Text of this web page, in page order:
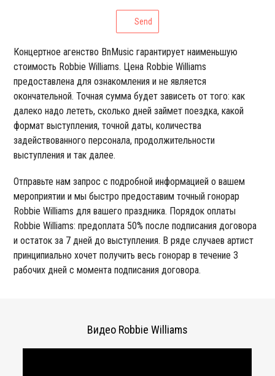
Send
Концертное агенство BnMusic гарантирует наименьшую
стоимость Robbie Williams. Цена Robbie Williams
предоставлена для ознакомления и не является
окончательной. Точная сумма будет зависеть от того: как
далеко надо лететь, сколько дней займет поездка, какой
формат выступления, точной даты, количества
задействованного персонала, продолжительности
выступления и так далее.
Отправьте нам запрос с подробной информацией о вашем
мероприятии и мы быстро предоставим точный гонорар
Robbie Williams для вашего праздника. Порядок оплаты
Robbie Williams: предоплата 50% после подписания договора
и остаток за 7 дней до выступления. В ряде случаев артист
принципиально хочет получить весь гонорар в течение 3
рабочих дней с момента подписания договора.
Видео Robbie Williams